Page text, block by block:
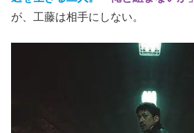
が、工藤は相手にしない。